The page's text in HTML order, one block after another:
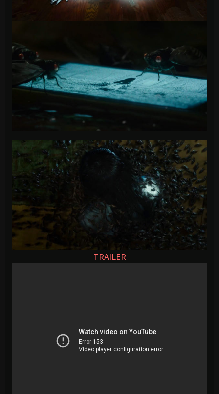
TRAILER